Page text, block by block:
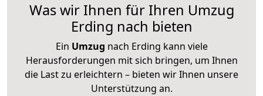
Was wir Ihnen für Ihren Umzug
Erding nach bieten
Ein Umzug nach Erding kann viele
Herausforderungen mit sich bringen, um Ihnen
die Last zu erleichtern – bieten wir Ihnen unsere
Unterstützung an.